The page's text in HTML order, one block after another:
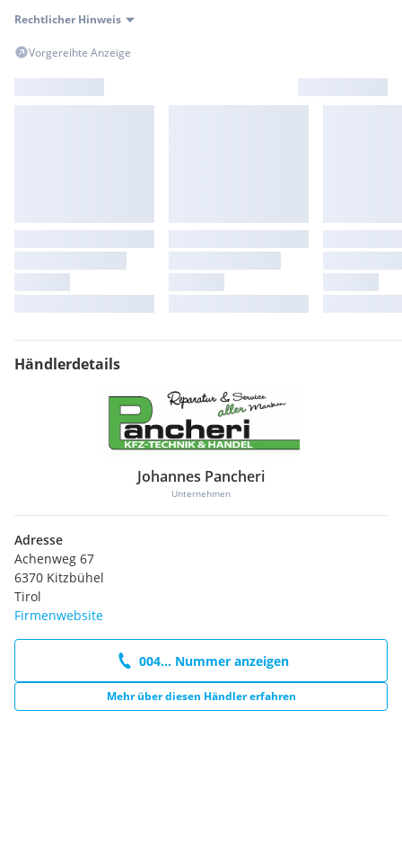
Rechtlicher Hinweis
Vorgereihte Anzeige
Händlerdetails
Johannes Pancheri
Unternehmen
Adresse
Achenweg 67
6370 Kitzbühel
Tirol
Firmenwebsite
004... Nummer anzeigen
Mehr über diesen Händler erfahren